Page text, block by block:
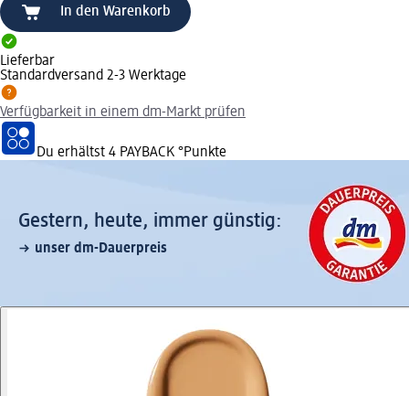
In den Warenkorb
Lieferbar
Standardversand 2-3 Werktage
Verfügbarkeit in einem dm-Markt prüfen
Du erhältst 4 PAYBACK °Punkte
Gestern, heute, immer günstig:
unser dm-Dauerpreis